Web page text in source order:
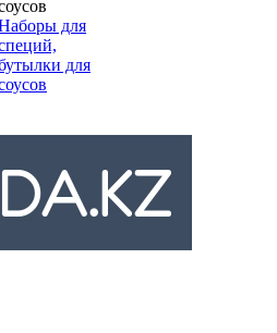
для
для